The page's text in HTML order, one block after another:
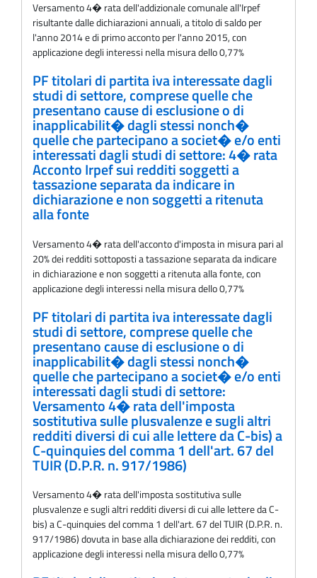
Versamento 4� rata dell'addizionale comunale all'Irpef
risultante dalle dichiarazioni annuali, a titolo di saldo per
l'anno 2014 e di primo acconto per l'anno 2015, con
applicazione degli interessi nella misura dello 0,77%
PF titolari di partita iva interessate dagli
studi di settore, comprese quelle che
presentano cause di esclusione o di
inapplicabilit� dagli stessi nonch�
quelle che partecipano a societ� e/o enti
interessati dagli studi di settore: 4� rata
Acconto Irpef sui redditi soggetti a
tassazione separata da indicare in
dichiarazione e non soggetti a ritenuta
alla fonte
Versamento 4� rata dell'acconto d'imposta in misura pari al
20% dei redditi sottoposti a tassazione separata da indicare
in dichiarazione e non soggetti a ritenuta alla fonte, con
applicazione degli interessi nella misura dello 0,77%
PF titolari di partita iva interessate dagli
studi di settore, comprese quelle che
presentano cause di esclusione o di
inapplicabilit� dagli stessi nonch�
quelle che partecipano a societ� e/o enti
interessati dagli studi di settore:
Versamento 4� rata dell'imposta
sostitutiva sulle plusvalenze e sugli altri
redditi diversi di cui alle lettere da C-bis) a
C-quinquies del comma 1 dell'art. 67 del
TUIR (D.P.R. n. 917/1986)
Versamento 4� rata dell'imposta sostitutiva sulle
plusvalenze e sugli altri redditi diversi di cui alle lettere da C-
bis) a C-quinquies del comma 1 dell'art. 67 del TUIR (D.P.R. n.
917/1986) dovuta in base alla dichiarazione dei redditi, con
applicazione degli interessi nella misura dello 0,77%